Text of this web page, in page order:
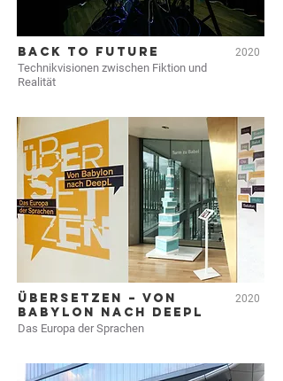
BACK TO FUTURE 2020
Technikvisionen zwischen Fiktion und
Realität
ÜBERSETZEN – VON
BABYLON NACH DEEPL
2020
Das Europa der Sprachen